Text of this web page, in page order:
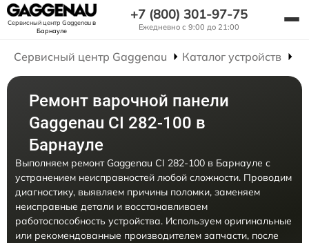
Сервисный центр Gaggenauв
Барнауле
+7 (800) 301-97-75
Ежедневно с 9:00 до 21:00
Сервисный центр Gaggenau Каталог устройств
Ремонт варочной панели
Gaggenau CI 282-100 в
Барнауле
Выполняем ремонт Gaggenau CI 282-100 в Барнауле с
устранением неисправностей любой сложности. Проводим
диагностику, выявляем причины поломки, заменяем
неисправные детали и восстанавливаем
работоспособность устройства. Используем оригинальные
или рекомендованные производителем запчасти, после